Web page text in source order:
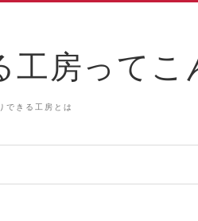
房ってこ
できる工房とは